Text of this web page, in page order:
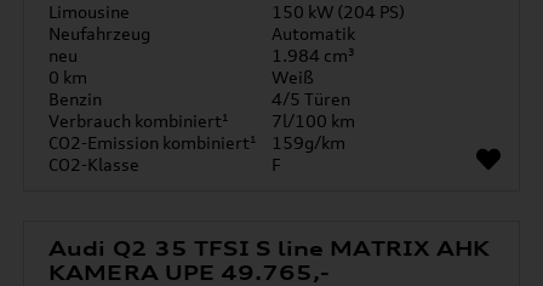
Limousine
150 kW (204 PS)
Neufahrzeug
Automatik
neu
1.984 cm³
0 km
Weiß
Benzin
4/5 Türen
Verbrauch kombiniert¹
7l/100 km
CO2-Emission kombiniert¹
159g/km
CO2-Klasse
F
Audi Q2 35 TFSI S line MATRIX AHK
KAMERA UPE 49.765,-